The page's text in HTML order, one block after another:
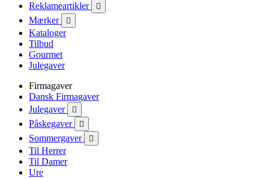
Reklameartikler 
Mærker 
Kataloger
Tilbud
Gourmet
Julegaver
Firmagaver
Dansk Firmagaver
Julegaver

Påskegaver 
Sommergaver 
Til Herrer
Til Damer
Ure